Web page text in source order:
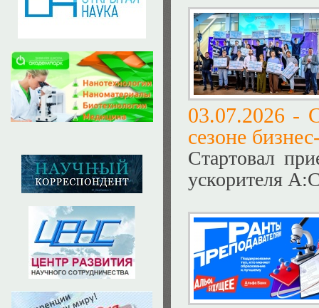
03.07.2026 -
сезоне
Стартовал
ускорителя